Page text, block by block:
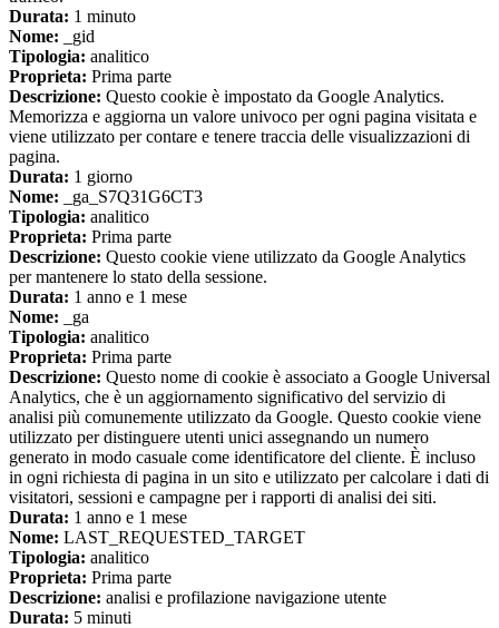
Durata: 1 minuto
Nome: _gid
Tipologia: analitico
Proprieta: Prima parte
Descrizione: Questo cookie è impostato da Google Analytics.
Memorizza e aggiorna un valore univoco per ogni pagina visitata e
viene utilizzato per contare e tenere traccia delle visualizzazioni di
pagina.
Durata: 1 giorno
Nome: _ga_S7Q31G6CT3
Tipologia: analitico
Proprieta: Prima parte
Descrizione: Questo cookie viene utilizzato da Google Analytics
per mantenere lo stato della sessione.
Durata: 1 anno e 1 mese
Nome: _ga
Tipologia: analitico
Proprieta: Prima parte
Descrizione: Questo nome di cookie è associato a Google Universal
Analytics, che è un aggiornamento significativo del servizio di
analisi più comunemente utilizzato da Google. Questo cookie viene
utilizzato per distinguere utenti unici assegnando un numero
generato in modo casuale come identificatore del cliente. È incluso
in ogni richiesta di pagina in un sito e utilizzato per calcolare i dati di
visitatori, sessioni e campagne per i rapporti di analisi dei siti.
Durata: 1 anno e 1 mese
Nome: LAST_REQUESTED_TARGET
Tipologia: analitico
Proprieta: Prima parte
Descrizione: analisi e profilazione navigazione utente
Durata: 5 minuti